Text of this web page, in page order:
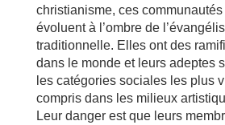
christianisme, ces
évoluent à l’ombre de
traditionnelle. Elles ont des
dans le monde et leurs adeptes
les catégories sociales les plus
compris dans les milieux
Leur danger est que leurs